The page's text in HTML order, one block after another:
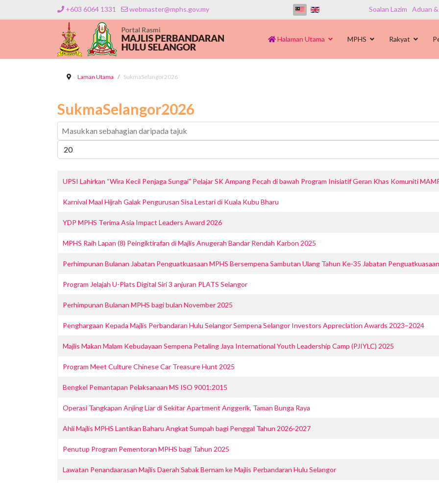
+603 6064 1331 webmaster@mphs.gov.my Soalan Lazim Aduan
Halaman Utama MPHS Rakyat
Laman Utama SukmaSelangor2026
SukmaSelangor2026
Papar #
UPSI Lahirkan “Wira Kecil Penjaga Sungai” Pelajar SK Ampang Pecah di bawah Program Inisiatif Geran Khas Komuniti
Karnival Maal Hijrah Galak Pengurusan Sisa Lestari di Kuala Kubu Bharu
YDP MPHS Terima Asia Impact Leaders Award 2026
MPHS Raih Lapan (8) Peingiktirafan di Majlis Anugerah Bandar Rendah Karbon 2025
Perhimpunan Bulanan Jabatan Penguatkuasaan MPHS Bersempena Sambutan Ulang Tahun Ke-35 Jabatan Penguatkuasaan
‎Program Jelajah U-Plats Digital Siri 3 anjuran PLATS Selangor
Perhimpunan Bulanan MPHS bagi bulan November 2025
Penghargaan Kepada Majlis Perbandaran Hulu Selangor Sempena Selangor Investors Appreciation Awards 2023–2024
Majlis Makan Malam Kebudayaan Sempena Petaling Jaya International Youth Leadership Camp (PJIYLC) 2025
Program Meet Culture Chinese Car Treasure Hunt 2025
Bengkel Pemantapan Pelaksanaan MS ISO 9001:2015
Operasi Tangkapan Anjing Liar di Sekitar Apartment Anggerik, Taman Bunga Raya
Ahli Majlis MPHS Lantikan Baharu Angkat Sumpah bagi Penggal Tahun 2026-2027
Penutup Program Pementoran MPHS bagi Tahun 2025
Lawatan Penandaarasan Majlis Daerah Sabak Bernam ke Majlis Perbandaran Hulu Selangor